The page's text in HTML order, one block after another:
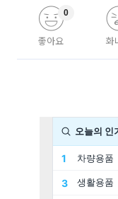
좋아요
0
화